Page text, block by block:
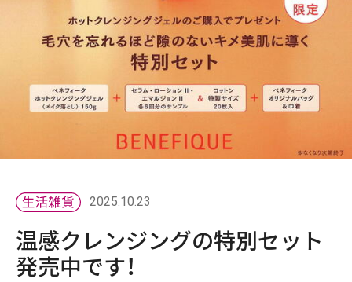
2025.10.23
温感クレンジングの特別セット
発売中です！